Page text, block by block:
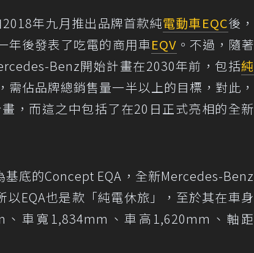
2018年九月推出品牌首款純電動車EQC後，
年後發表了吃電的商用車EQV 。不過，隨著
Benz開始計畫在2030年前，包括純
需佔品牌總銷售量一半以上的目標，對此，
，而這之中包括了在20日正式亮相的全新
底的Concept EQA，全新Mercedes-Benz
EQA也是款「純電休旅」，至於其在車身
車寬1,834mm、車高1,620mm、軸距